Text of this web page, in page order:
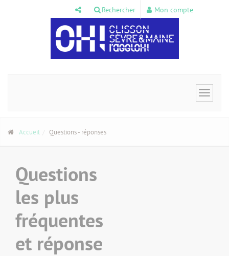
Rechercher Mon compte
Toggle
Accueil Questions - réponses
Questions
les plus
fréquentes
et réponse
Panneau de gestion des cookies